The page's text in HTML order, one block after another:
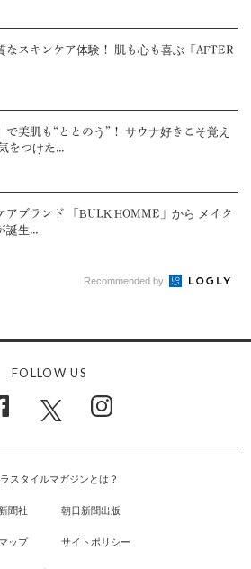
なスキンケア体験！ 肌も心も喜ぶ「AFTER
で美肌も“ととのう”！ サウナ好きこそ覚え
をつけた...
アブランド 「BULK HOMME」から メイク
生...
Recommended by
FOLLOW US
スタイルマガジンとは？
聞社 朝日新聞出版
ップ サイトポリシー